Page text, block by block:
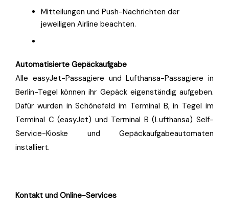
Mitteilungen und Push-Nachrichten der
jeweiligen Airline beachten.
Automatisierte Gepäckaufgabe
Alle easyJet-Passagiere und Lufthansa-Passagiere in
Berlin-Tegel können ihr Gepäck eigenständig aufgeben.
Dafür wurden in Schönefeld im Terminal B, in Tegel im
Terminal C (easyJet) und Terminal B (Lufthansa) Self-
Service-Kioske und Gepäckaufgabeautomaten
installiert.
Kontakt und Online-Services